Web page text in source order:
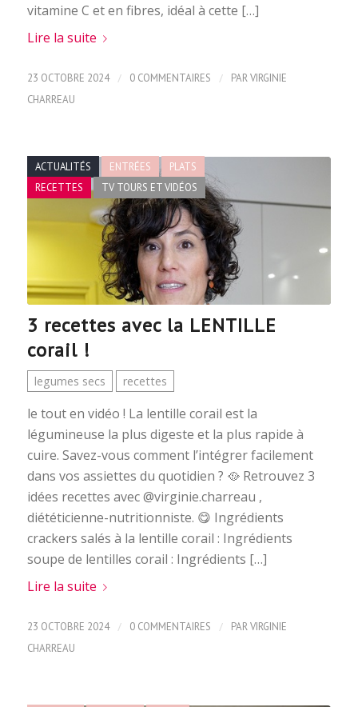
vitamine C et en fibres, idéal à cette […]
Lire la suite
23 OCTOBRE 2024 / 0 COMMENTAIRES / PARVIRGINIE
CHARREAU
3 recettes avec la LENTILLE
corail !
ACTUALITÉS ENTRÉES
PLATS
RECETTES
TV TOURS ET VIDÉOS
legumes secs recettes
le tout en vidéo ! La lentille corail est la
légumineuse la plus digeste et la plus rapide à
cuire. Savez-vous comment l’intégrer facilement
dans vos assiettes du quotidien ? 🥘 Retrouvez 3
idées recettes avec @virginie.charreau ,
diététicienne-nutritionniste. 😋 Ingrédients
crackers salés à la lentille corail : Ingrédients
soupe de lentilles corail : Ingrédients […]
Lire la suite
23 OCTOBRE 2024 / 0 COMMENTAIRES / PARVIRGINIE
CHARREAU